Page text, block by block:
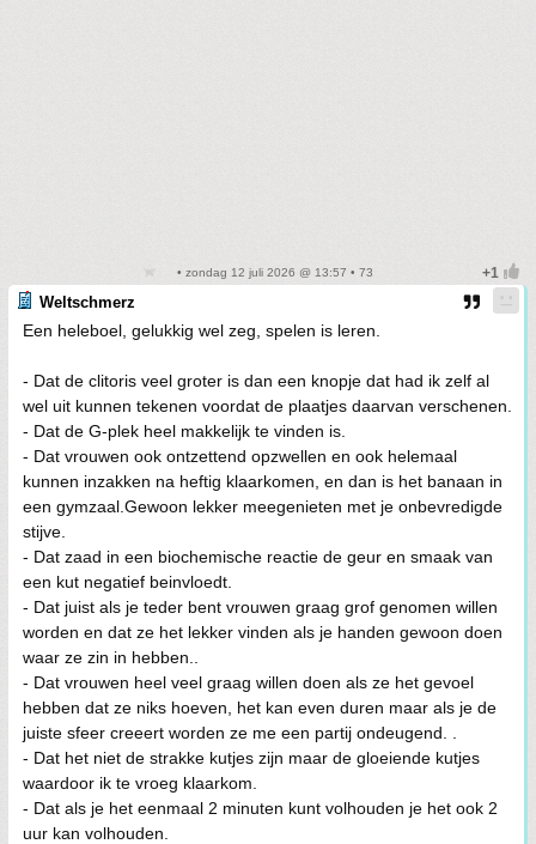
• zondag 12 juli 2026 @ 13:57 • 73
Weltschmerz
Een heleboel, gelukkig wel zeg, spelen is leren.
- Dat de clitoris veel groter is dan een knopje dat had ik zelf al
wel uit kunnen tekenen voordat de plaatjes daarvan verschenen.
- Dat de G-plek heel makkelijk te vinden is.
- Dat vrouwen ook ontzettend opzwellen en ook helemaal
kunnen inzakken na heftig klaarkomen, en dan is het banaan in
een gymzaal.Gewoon lekker meegenieten met je onbevredigde
stijve.
- Dat zaad in een biochemische reactie de geur en smaak van
een kut negatief beinvloedt.
- Dat juist als je teder bent vrouwen graag grof genomen willen
worden en dat ze het lekker vinden als je handen gewoon doen
waar ze zin in hebben..
- Dat vrouwen heel veel graag willen doen als ze het gevoel
hebben dat ze niks hoeven, het kan even duren maar als je de
juiste sfeer creeert worden ze me een partij ondeugend. .
- Dat het niet de strakke kutjes zijn maar de gloeiende kutjes
waardoor ik te vroeg klaarkom.
- Dat als je het eenmaal 2 minuten kunt volhouden je het ook 2
uur kan volhouden.